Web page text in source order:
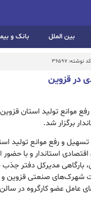
بین الملل بانک و
کد نوشته: 36597
موانع تولید استان
برگزار شد.
تسهیل و رفع موانع تولید
استاندار و با
بارگاهی مدیرکل دفتر جذب
شهرک‌های صنعتی قزوین و
عامل عضو کارگروه در